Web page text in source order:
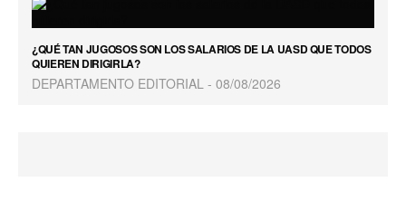
¿QUÉ TAN JUGOSOS SON LOS SALARIOS DE LA UASD QUE TODOS
QUIEREN DIRIGIRLA?
DEPARTAMENTO EDITORIAL 08/08/2026